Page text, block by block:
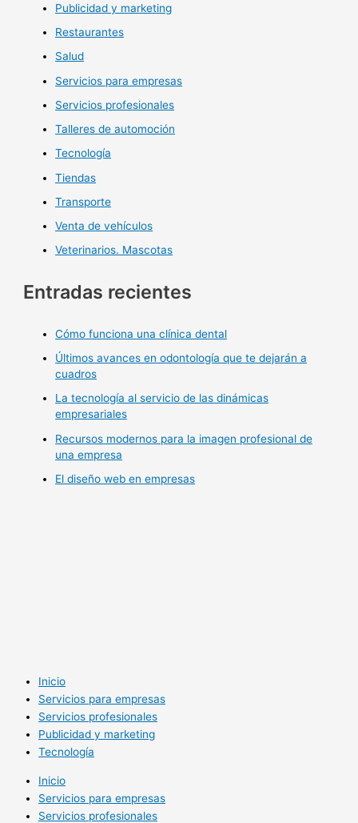
Publicidad y marketing
Restaurantes
Salud
Servicios para empresas
Servicios profesionales
Talleres de automoción
Tecnología
Tiendas
Transporte
Venta de vehículos
Veterinarios. Mascotas
Entradas recientes
Cómo funciona una clínica dental
Últimos avances en odontología que te dejarán a
cuadros
La tecnología al servicio de las dinámicas
empresariales
Recursos modernos para la imagen profesional de
una empresa
El diseño web en empresas
Inicio
Servicios para empresas
Servicios profesionales
Publicidad y marketing
Tecnología
Inicio
Servicios para empresas
Servicios profesionales